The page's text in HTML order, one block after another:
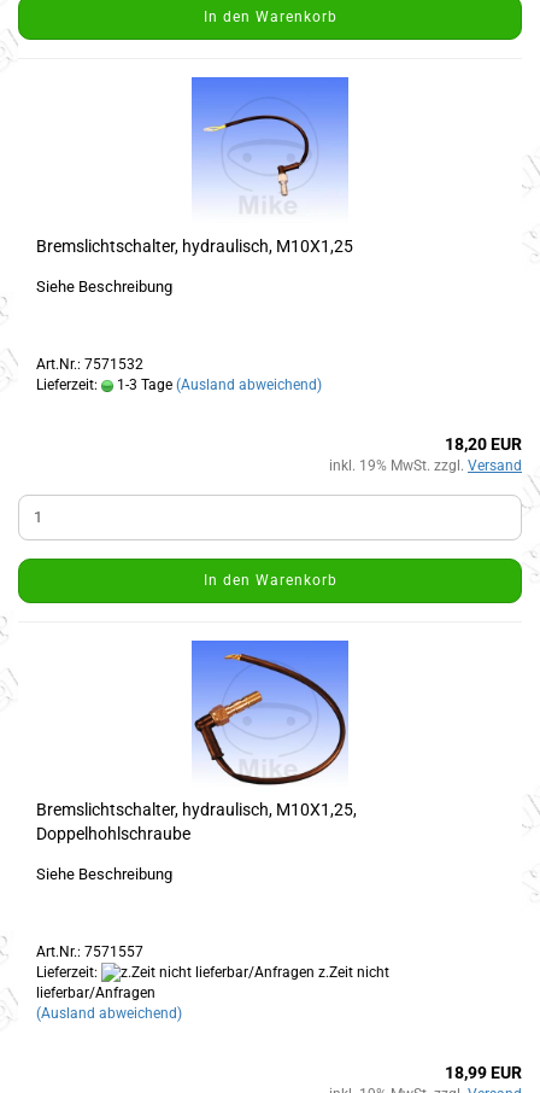
In den Warenkorb
Bremslichtschalter, hydraulisch, M10X1,25
Siehe Beschreibung
Art.Nr.: 7571532
Lieferzeit:
1-3 Tage (Ausland abweichend)
18,20 EUR
inkl. 19% MwSt. zzgl. Versand
In den Warenkorb
Bremslichtschalter, hydraulisch, M10X1,25,
Doppelhohlschraube
Siehe Beschreibung
Art.Nr.: 7571557
Lieferzeit:
z.Zeit nicht
lieferbar/Anfragen
(Ausland abweichend)
18,99 EUR